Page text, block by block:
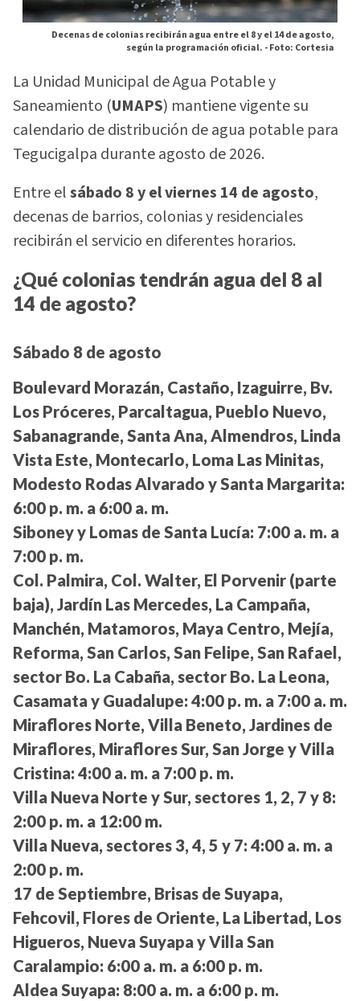
Decenas de colonias recibirán agua entre el 8 y el 14 de agosto,
según la programación oficial. -Foto: Cortesia
La Unidad Municipal de Agua Potable y
Saneamiento (UMAPS) mantiene vigente su
calendario de distribución de agua potable para
Tegucigalpa durante agosto de 2026.
Entre elsábado 8 y el viernes 14 de agosto,
decenas de barrios, colonias y residenciales
recibirán el servicio en diferentes horarios.
¿Qué colonias tendrán agua del 8 al
14 de agosto?
Sábado 8 de agosto
Boulevard Morazán, Castaño, Izaguirre, Bv.
Los Próceres, Parcaltagua, Pueblo Nuevo,
Sabanagrande, Santa Ana, Almendros, Linda
Vista Este, Montecarlo, Loma Las Minitas,
Modesto Rodas Alvarado y Santa Margarita:
6:00 p. m. a 6:00 a. m.
Siboney y Lomas de Santa Lucía: 7:00 a. m. a
7:00 p. m.
Col. Palmira, Col. Walter, El Porvenir (parte
baja), Jardín Las Mercedes, La Campaña,
Manchén, Matamoros, Maya Centro, Mejía,
Reforma, San Carlos, San Felipe, San Rafael,
sector Bo. La Cabaña, sector Bo. La Leona,
Casamata y Guadalupe: 4:00 p. m. a 7:00 a. m.
Miraflores Norte, Villa Beneto, Jardines de
Miraflores, Miraflores Sur, San Jorge y Villa
Cristina: 4:00 a. m. a 7:00 p. m.
Villa Nueva Norte y Sur, sectores 1, 2, 7 y 8:
2:00 p. m. a 12:00 m.
Villa Nueva, sectores 3, 4, 5 y 7: 4:00 a. m. a
2:00 p. m.
17 de Septiembre, Brisas de Suyapa,
Fehcovil, Flores de Oriente, La Libertad, Los
Higueros, Nueva Suyapa y Villa San
Caralampio: 6:00 a. m. a 6:00 p. m.
Aldea Suyapa: 8:00 a. m. a 6:00 p. m.